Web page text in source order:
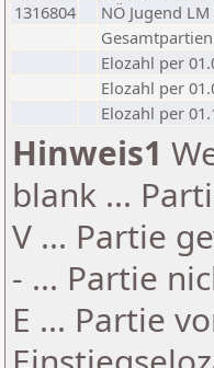
1316804
NÖ Jugend
Elozahl per
Elozahl per
Elozahl per
Hinweis1
blank ...
V ... Partie
- ... Partie
E ... Partie